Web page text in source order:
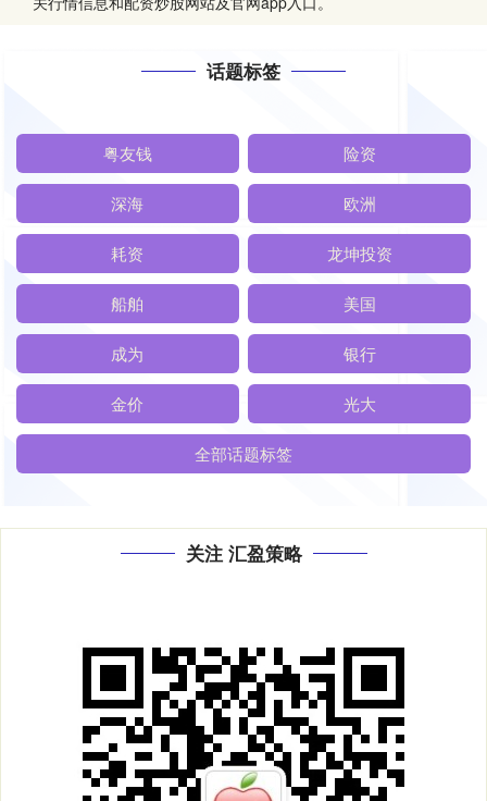
话题标签
粤友钱 险资
深海 欧洲
耗资 龙坤投资
船舶 美国
成为 银行
金价 光大
全部话题标签
关注 汇盈策略